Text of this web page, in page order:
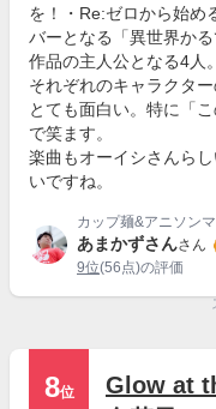
を！・Re:ゼロから始め
バーとなる「異世界か
作品の主人公となる4人。
それぞれのキャラクタ
とても面白い。特に「
で笑ます。
楽曲もオーイシさんら
いですね。
カップ麺&アニソン
あまかずさんさん
9位(56点)の評価
8位
Glow at